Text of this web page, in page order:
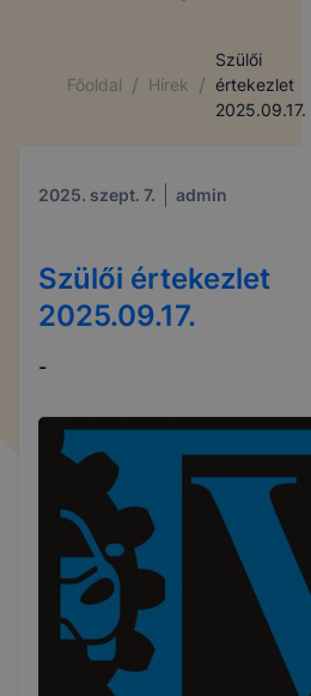
Főoldal / Hírek /
Szülői
értekezlet
2025.09.17.
2025. szept. 7. admin
Szülői értekezlet
2025.09.17.
-